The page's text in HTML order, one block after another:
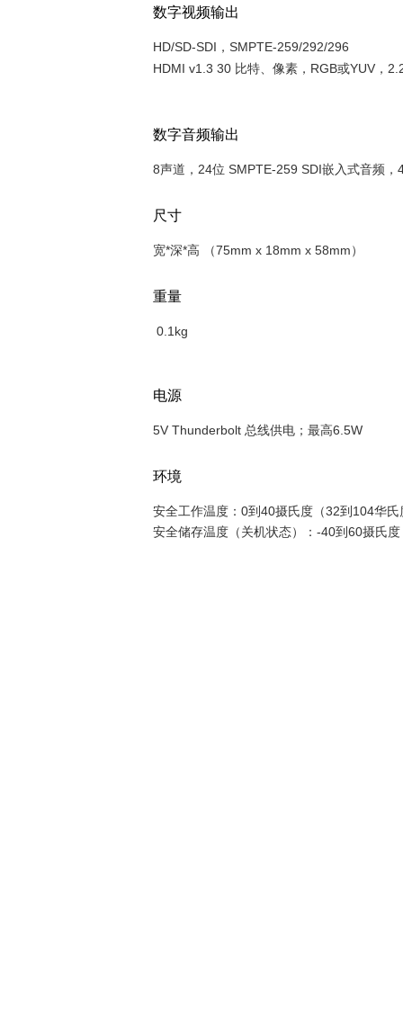
数字视频输出
HD/SD-SDI，SMPTE-259/292/296
HDMI v1.3 30 比特、像素，RGB或YUV，
数字音频输出
8声道，24位 SMPTE-259 SDI嵌入式音频，
尺寸
宽*深*高 （75mm x 18mm x 58mm）
重量
0.1kg
电源
5V Thunderbolt 总线供电；最高6.5W
环境
安全工作温度：0到40摄氏度（32到104华氏
安全储存温度（关机状态）：-40到60摄氏